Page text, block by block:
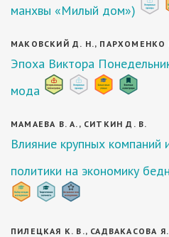
манхвы «Милый дом»)
МАКОВСКИЙ Д. Н., ПАРХОМЕНКО
Эпоха Виктора
мода
МАМАЕВА В. А., СИТКИН Д. В.
Влияние крупных компаний
политики на экономику
ПИЛЕЦКАЯ К. В., САДВАКАСОВА